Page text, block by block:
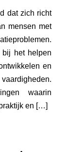
dat zich richt
mensen met
bij het helpen
en
waarin
en […]